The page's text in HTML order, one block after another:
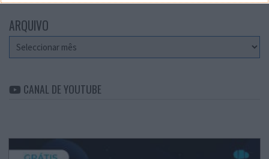
ARQUIVO
Arquivo
CANAL DE YOUTUBE